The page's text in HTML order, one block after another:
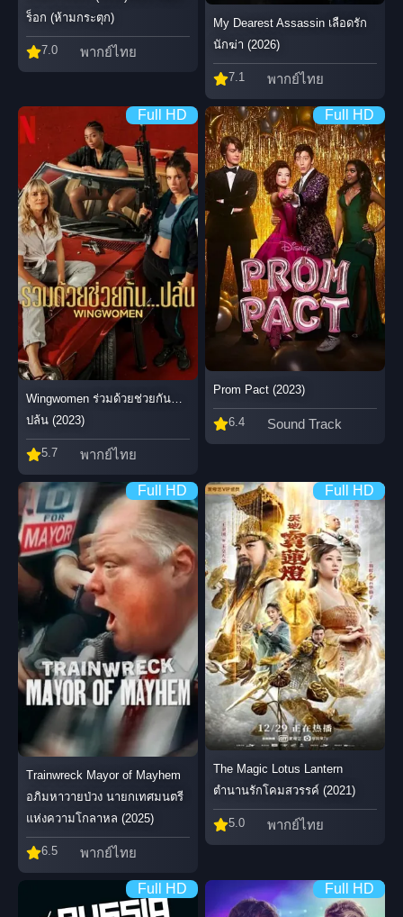
ร็อก (ห้ามกระตุก)
7.0 พากย์ไทย
My Dearest Assassin เลือดรัก
นักฆ่า (2026)
7.1 พากย์ไทย
Full HD
Wingwomen ร่วมด้วยช่วยกัน…
ปล้น (2023)
5.7 พากย์ไทย
Full HD
Prom Pact (2023)
6.4 Sound Track
Full HD
Trainwreck Mayor of Mayhem
อภิมหาวายป่วง นายกเทศมนตรี
แห่งความโกลาหล (2025)
6.5 พากย์ไทย
Full HD
The Magic Lotus Lantern
ตำนานรักโคมสวรรค์ (2021)
5.0 พากย์ไทย
Full HD Full HD